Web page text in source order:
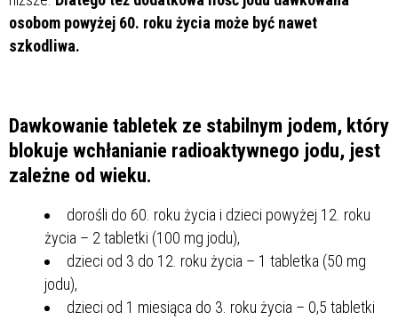
osobom powyżej 60. roku życia może być nawet
szkodliwa.
Dawkowanie tabletek ze stabilnym jodem, który
blokuje wchłanianie radioaktywnego jodu, jest
zależne od wieku.
dorośli do 60. roku życia i dzieci powyżej 12. roku
życia – 2 tabletki (100 mg jodu),
dzieci od 3 do 12. roku życia – 1 tabletka (50 mg
jodu),
dzieci od 1 miesiąca do 3. roku życia – 0,5 tabletki